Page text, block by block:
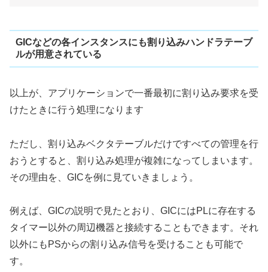
GICなどの各インスタンスにも割り込みハンドラテーブ
ルが用意されている
以上が、アプリケーションで一番最初に割り込み要求を受
けたときに行う処理になります
ただし、割り込みベクタテーブルだけですべての管理を行
おうとすると、割り込み処理が複雑になってしまいます。
その理由を、GICを例に見ていきましょう。
例えば、GICの説明で見たとおり、GICにはPLに存在する
タイマー以外の周辺機器と接続することもできます。それ
以外にもPSからの割り込み信号を受けることも可能で
す。